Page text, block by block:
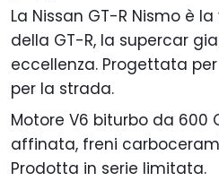
La Nissan GT-R Nismo è
della GT-R, la supercar
eccellenza. Progettata
per la strada.
Motore V6 biturbo da 600
affinata, freni
Prodotta in serie limitata.